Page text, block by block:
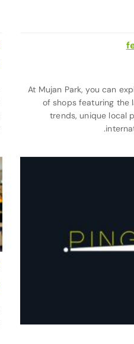
At Mujan Park, you can
of shops featuring the
trends, unique local